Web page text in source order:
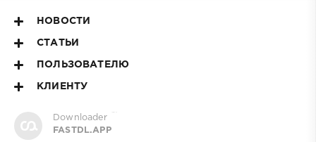
НОВОСТИ
СТАТЬИ
ПОЛЬЗОВАТЕЛЮ
КЛИЕНТУ
Downloader
FASTDL.APP